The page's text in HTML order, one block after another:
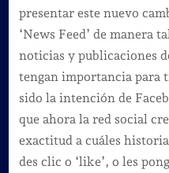
presentar este nuevo
‘News Feed’ de manera
noticias y publicaciones
tengan importancia para
sido la intención de
que ahora la red social
exactitud a cuáles
des clic o ‘like’, o les